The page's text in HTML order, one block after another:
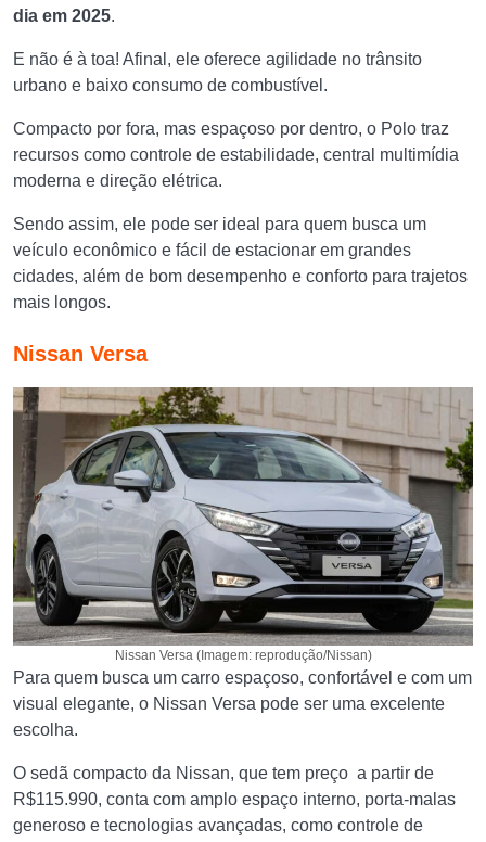
dia em 2025.
E não é à toa! Afinal, ele oferece agilidade no trânsito
urbano e baixo consumo de combustível.
Compacto por fora, mas espaçoso por dentro, o Polo traz
recursos como controle de estabilidade, central multimídia
moderna e direção elétrica.
Sendo assim, ele pode ser ideal para quem busca um
veículo econômico e fácil de estacionar em grandes
cidades, além de bom desempenho e conforto para trajetos
mais longos.
Nissan Versa
Nissan Versa (Imagem: reprodução/Nissan)
Para quem busca um carro espaçoso, confortável e com um
visual elegante, o Nissan Versa pode ser uma excelente
escolha.
O sedã compacto da Nissan, que tem preço a partir de
R$115.990, conta com amplo espaço interno, porta-malas
generoso e tecnologias avançadas, como controle de